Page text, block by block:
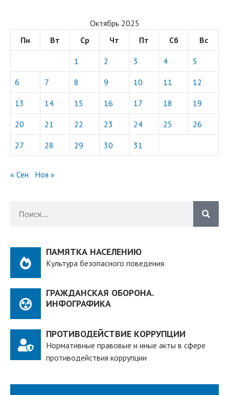
Октябрь 2025
Пн
Вт Ср Чт Пт Сб Вс
1 2 3 4 5
6 7 8 9 10 11 12
13 14 15 16 17 18 19
20 21 22 23 24 25 26
27 28 29 30 31
« Сен Ноя »
ПАМЯТКА НАСЕЛЕНИЮ
Культура безопасного поведения
ГРАЖДАНСКАЯ ОБОРОНА.
ИНФОГРАФИКА
ПРОТИВОДЕЙСТВИЕ КОРРУПЦИИ
Нормативные правовые и иные акты в сфере
противодействия коррупции